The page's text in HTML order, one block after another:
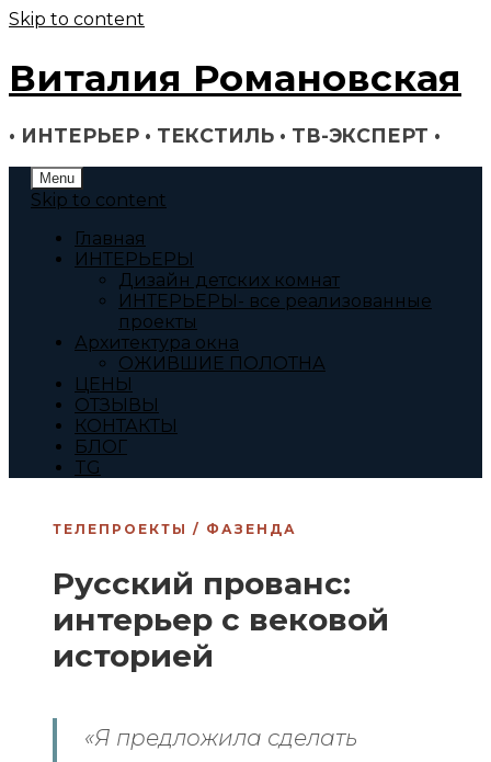
Skip to content
Виталия Романовская
• ИНТЕРЬЕР • ТЕКСТИЛЬ • ТВ-ЭКСПЕРТ •
Menu
Skip to content
Главная
ИНТЕРЬЕРЫ
Дизайн детских комнат
ИНТЕРЬЕРЫ- все реализованные
проекты
Архитектура окна
ОЖИВШИЕ ПОЛОТНА
ЦЕНЫ
ОТЗЫВЫ
КОНТАКТЫ
БЛОГ
TG
ТЕЛЕПРОЕКТЫ / ФАЗЕНДА
Русский прованс:
интерьер с вековой
историей
«Я предложила сделать